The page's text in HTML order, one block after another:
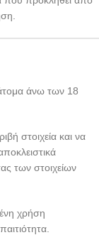
άνω των 18
στοιχεία και να
των στοιχείων
χρήση